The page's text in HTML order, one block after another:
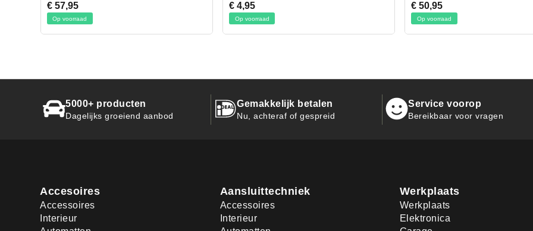
€ 4,95
Op voorraad
€ 50,95
Op voorraad
€ 19,95
Op voorraad
5000+ producten
Dagelijks groeiend aanbod
Gemakkelijk betalen
Nu, achteraf of gespreid
Service voorop
Bereikbaar voor vragen
Accesoires
Accessoires
Interieur
Aansluittechniek
Accessoires
Interieur
Werkplaats
Werkplaats
Elektronica